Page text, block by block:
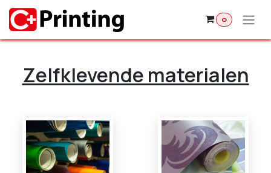
Overslaan naar inhoud
0
Zelfklevende materialen